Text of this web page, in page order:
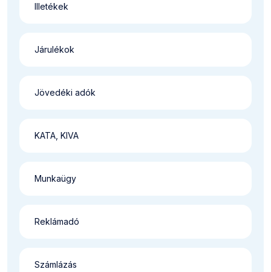
Illetékek
Járulékok
Jövedéki adók
KATA, KIVA
Munkaügy
Reklámadó
Számlázás